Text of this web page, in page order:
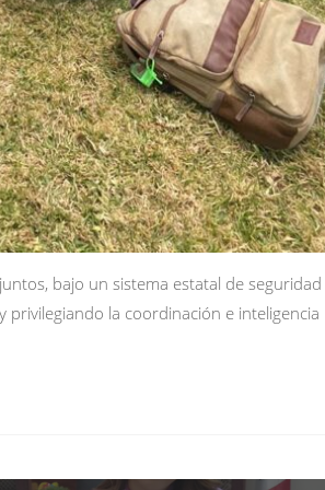
bajo un sistema estatal de seguridad
la coordinación e inteligencia